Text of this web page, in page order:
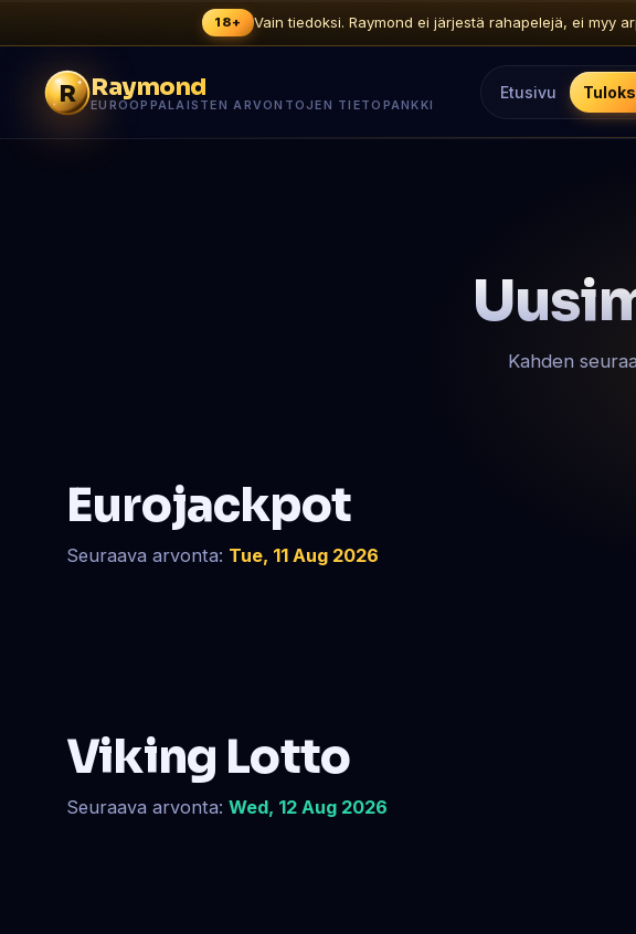
18+ Vain tiedoksi. Raymond ei järjestä rahapelejä, ei myy
R Raymond
EUROOPPALAISTEN ARVONTOJEN TIETOPANKKI
Etusivu
Kahden
Eurojackpot
Seuraava arvonta: Tue, 11 Aug 2026
Viking Lotto
Seuraava arvonta: Wed, 12 Aug 2026